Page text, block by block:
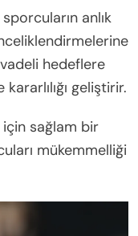
anlık
vadeli hedeflere
geliştirir.
sağlam bir
mükemmelliği